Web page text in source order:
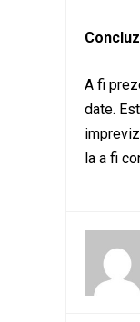
A fi
date.
la a fi